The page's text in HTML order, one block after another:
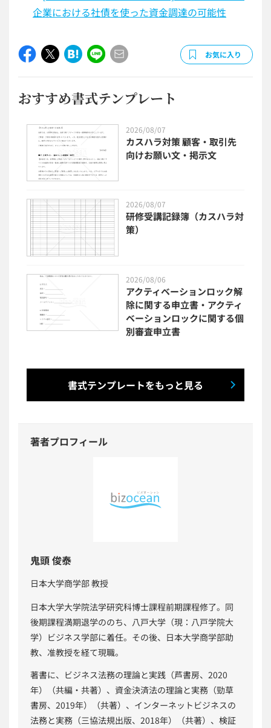
企業における社債を使った資金調達の可能性
お気に入り
おすすめ書式テンプレート
2026/08/07
カスハラ対策 顧客・取引先
向けお願い文・掲示文
2026/08/07
研修受講記録簿（カスハラ対
策）
2026/08/06
アクティベーションロック解
除に関する申立書・アクティ
ベーションロックに関する個
別審査申立書
書式テンプレートをもっと見る
著者プロフィール
鬼頭 俊泰
日本大学商学部 教授
日本大学大学院法学研究科博士課程前期課程修了。同
後期課程満期退学ののち、八戸大学（現：八戸学院大
学）ビジネス学部に着任。その後、日本大学商学部助
教、准教授を経て現職。
著書に、ビジネス法務の理論と実践（芦書房、2020
年）（共編・共著）、資金決済法の理論と実務（勁草
書房、2019年）（共著）、インターネットビジネスの
法務と実務（三協法規出版、2018年）（共著）、検証